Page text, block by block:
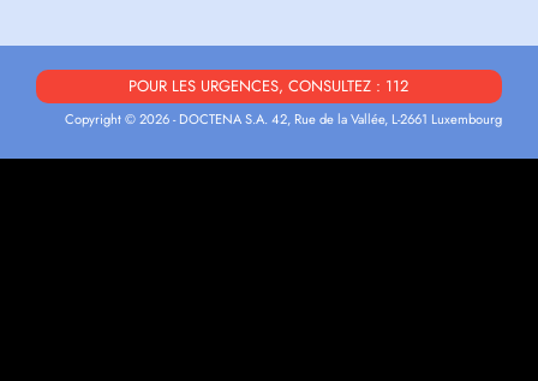
POUR LES URGENCES, CONSULTEZ : 112
Copyright © 2026 - DOCTENA S.A. 42, Rue de la Vallée, L-2661 Luxembourg